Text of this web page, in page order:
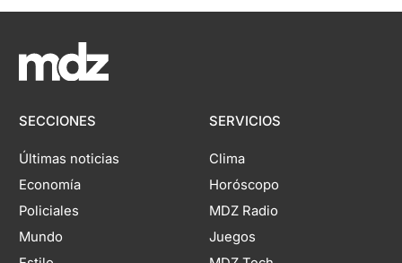
SECCIONES
Últimas noticias
Economía
Policiales
Mundo
SERVICIOS
Clima
Horóscopo
MDZ Radio
Juegos